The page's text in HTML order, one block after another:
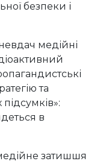
безпеки і
медійні
та
в
затишшя